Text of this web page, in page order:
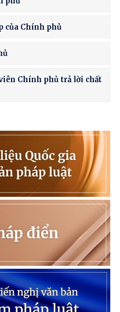
của Chính phủ
Chính phủ trả lời chất